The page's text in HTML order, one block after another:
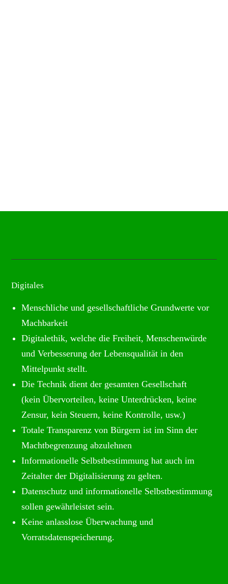
Digitales
Menschliche und gesellschaftliche Grundwerte vor
Machbarkeit
Digitalethik, welche die Freiheit, Menschenwürde
und Verbesserung der Lebensqualität in den
Mittelpunkt stellt.
Die Technik dient der gesamten Gesellschaft
(kein Übervorteilen, keine Unterdrücken, keine
Zensur, kein Steuern, keine Kontrolle, usw.)
Totale Transparenz von Bürgern ist im Sinn der
Machtbegrenzung abzulehnen
Informationelle Selbstbestimmung hat auch im
Zeitalter der Digitalisierung zu gelten.
Datenschutz und informationelle Selbstbestimmung
sollen gewährleistet sein.
Keine anlasslose Überwachung und
Vorratsdatenspeicherung.